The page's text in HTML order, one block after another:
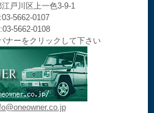
戸川区上一色3-9-1
5662-0107
5662-0108
ナーをクリックして下さい